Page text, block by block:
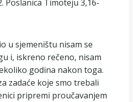
Poslanica Timoteju 3,16-
u sjemeništu nisam se
i, iskreno rečeno, nisam
godina nakon toga.
zadaće koje smo trebali
pripremi proučavanjem